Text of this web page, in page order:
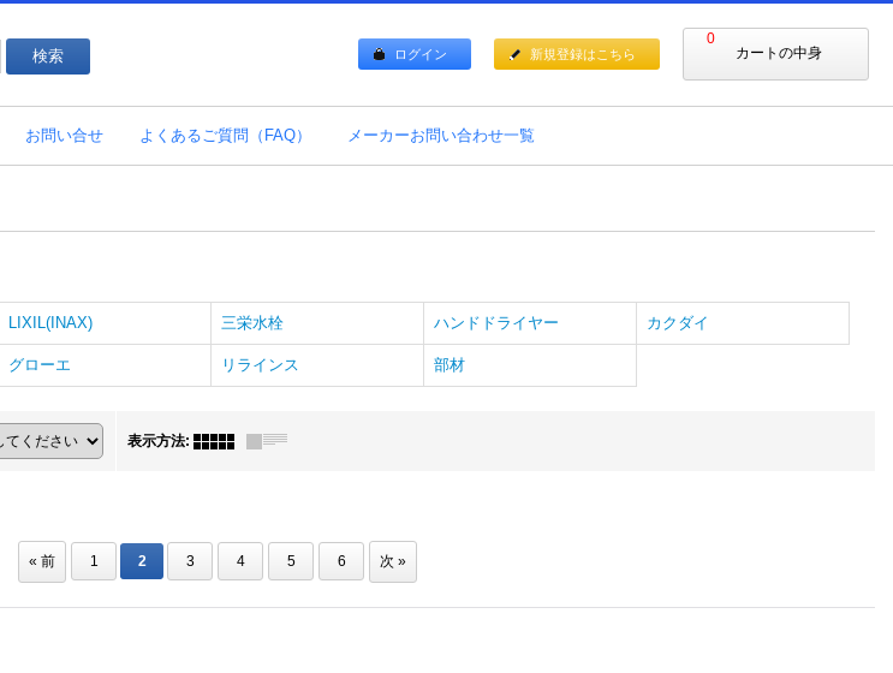
0
カートの中身
ログイン 新規登録はこちら
お問い合せ よくあるご質問（FAQ） メーカーお問い合わせ一覧
LIXIL(INAX) 三栄水栓 ハンドドライヤー カクダイ
グローエ リラインス 部材
表示方法:
« 前 1 2 3 4 5 6 次 »